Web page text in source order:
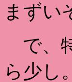
まずい
で、
ら少し。